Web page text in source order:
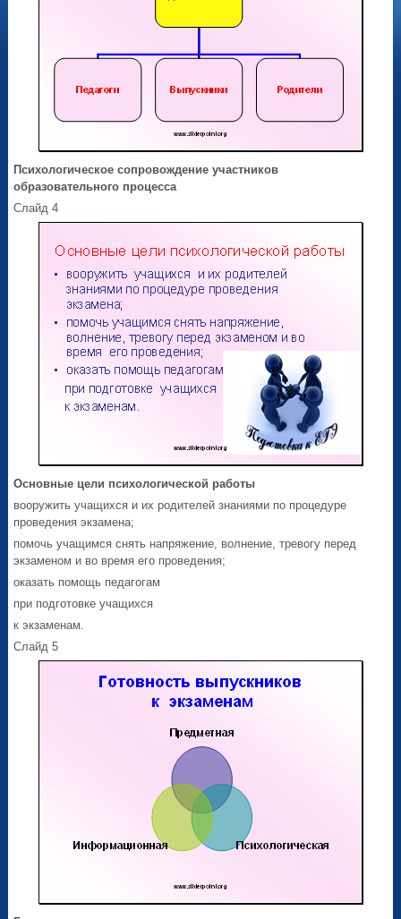
Психологическое сопровождение участников
образовательного процесса
Слайд 4
Основные цели психологической работы
вооружить учащихся и их родителей знаниями по процедуре
проведения экзамена;
помочь учащимся снять напряжение, волнение, тревогу перед
экзаменом и во время его проведения;
оказать помощь педагогам
при подготовке учащихся
к экзаменам.
Слайд 5